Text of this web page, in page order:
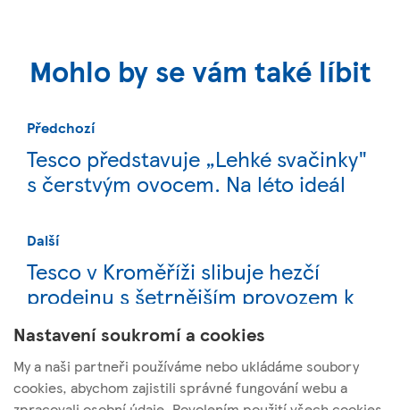
Mohlo by se vám také líbit
Předchozí
Tesco představuje „Lehké svačinky"
s čerstvým ovocem. Na léto ideál
Další
Tesco v Kroměříži slibuje hezčí
prodejnu s šetrnějším provozem k
životnímu prostředí
Nastavení soukromí a cookies
My a naši partneři používáme nebo ukládáme soubory
cookies, abychom zajistili správné fungování webu a